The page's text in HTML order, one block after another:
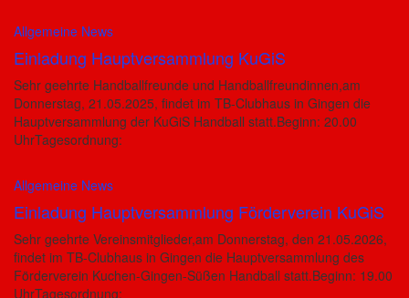
Allgemeine News
Einladung Hauptversammlung KuGiS
Sehr geehrte Handballfreunde und Handballfreundinnen,am
Donnerstag, 21.05.2025, findet im TB-Clubhaus in Gingen die
Hauptversammlung der KuGiS Handball statt.Beginn: 20.00
UhrTagesordnung:
Allgemeine News
Einladung Hauptversammlung Förderverein KuGiS
Sehr geehrte Vereinsmitglieder,am Donnerstag, den 21.05.2026,
findet im TB-Clubhaus in Gingen die Hauptversammlung des
Förderverein Kuchen-Gingen-Süßen Handball statt.Beginn: 19.00
UhrTagesordnung: